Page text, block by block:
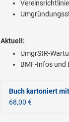
Aktuell:
UmgrStR-
BMF-Infos und
Buch kartoniertmit
68,00 €